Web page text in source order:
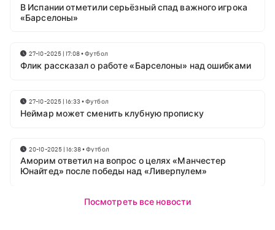
В Испании отметили серьёзный спад важного игрока
«Барселоны»
27-10-2025 | 17:08•Футбол
Флик рассказал о работе «Барселоны» над ошибками
27-10-2025 | 16:33 •Футбол
Неймар может сменить клубную прописку
20-10-2025 | 16:38•Футбол
Аморим ответил на вопрос о целях «Манчестер
Юнайтед» после победы над «Ливерпулем»
Посмотреть все новости